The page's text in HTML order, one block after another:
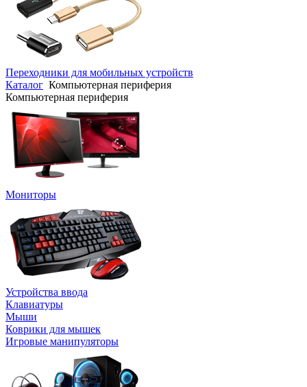
Переходники для мобильных устройств
Каталог Компьютерная периферия
Компьютерная периферия
Мониторы
Устройства ввода
Клавиатуры
Мыши
Коврики для мышек
Игровые манипуляторы